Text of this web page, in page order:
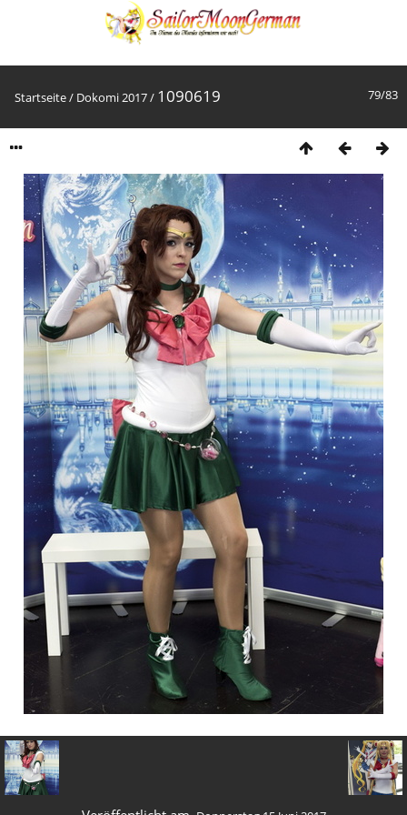
79/83
Startseite/ Dokomi 2017/ 1090619